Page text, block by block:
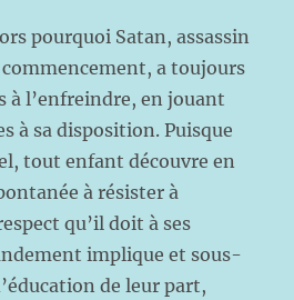
pourquoi Satan, assassin
commencement, a toujours
à l’enfreindre, en jouant
à sa disposition. Puisque
tout enfant découvre en
à résister à
qu’il doit à ses
implique et sous-
de leur part,